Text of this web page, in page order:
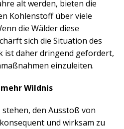
alt werden, bieten die
Kohlenstoff über viele
die Wälder diese
sich die Situation des
ist daher dringend gefordert,
einzuleiten.
Wildnis
den Ausstoß von
und wirksam zu